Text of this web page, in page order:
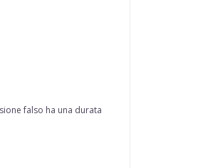
falso ha una durata